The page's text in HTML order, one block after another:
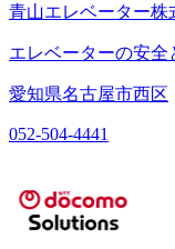
青山エレベーター株
エレベーターの安全
愛知県名古屋市西区
052-504-4441